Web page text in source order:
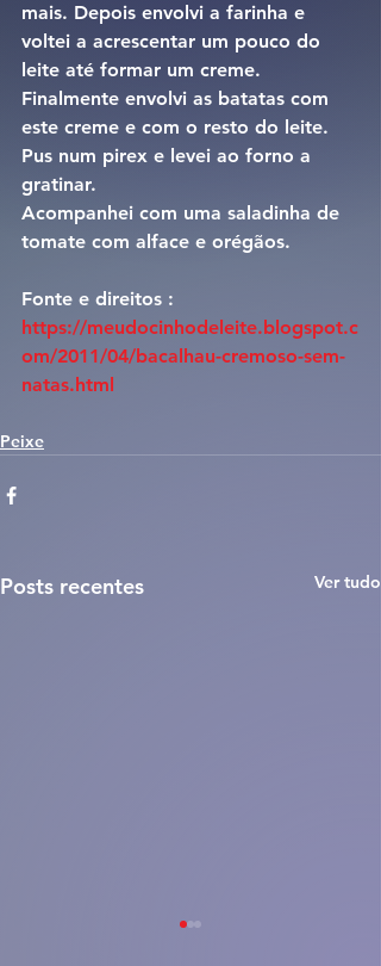
mais. Depois envolvi a farinha e
voltei a acrescentar um pouco do
leite até formar um creme.
Finalmente envolvi as batatas com
este creme e com o resto do leite.
Pus num pirex e levei ao forno a
gratinar.
Acompanhei com uma saladinha de
tomate com alface e orégãos.
Fonte e direitos :
https://meudocinhodeleite.blogspot.c
om/2011/04/bacalhau-cremoso-sem-
natas.html
Peixe
Posts recentes Ver tudo